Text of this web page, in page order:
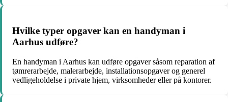
Hvilke typer opgaver kan en handyman i
Aarhus udføre?
En handyman i Aarhus kan udføre opgaver såsom reparation af
tømrerarbejde, malerarbejde, installationsopgaver og generel
vedligeholdelse i private hjem, virksomheder eller på kontorer.